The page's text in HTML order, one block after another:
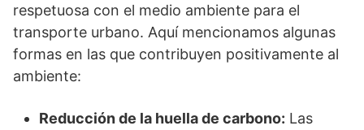
respetuosa con el medio ambiente para el
transporte urbano. Aquí mencionamos algunas
formas en las que contribuyen positivamente al
ambiente:
Reducción de la huella de carbono: Las